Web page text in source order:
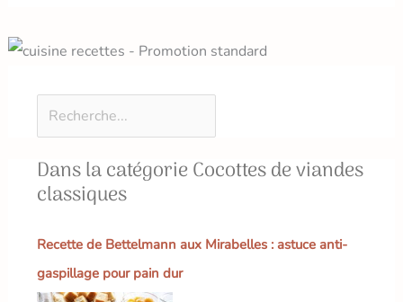
Dans la catégorie Cocottes de viandes
classiques
Recette de Bettelmann aux Mirabelles : astuce anti-
gaspillage pour pain dur